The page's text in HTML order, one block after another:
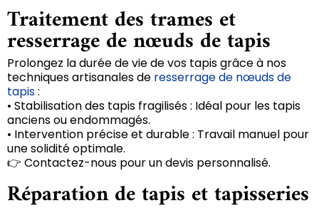
Traitement des trames et
resserrage de nœuds de tapis
Prolongez la durée de vie de vos tapis grâce à nos
techniques artisanales de resserrage de nœuds de
tapis:
• Stabilisation des tapis fragilisés : Idéal pour les tapis
anciens ou endommagés.
• Intervention précise et durable : Travail manuel pour
une solidité optimale.
👉 Contactez-nous pour un devis personnalisé.
Réparation de tapis et tapisseries